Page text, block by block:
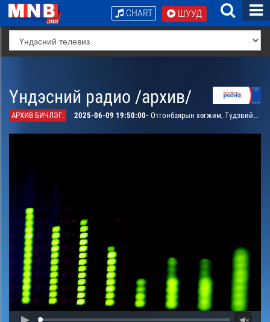
ШУУД
CHART
Үндэсний радио /архив/
АРХИВ БИЧЛЭГ: 2025-06-09 19:50:00- Отгонбаярын хөгжим, Түдэвийн шүлэг “Андын сайхан сэтгэл” дуу